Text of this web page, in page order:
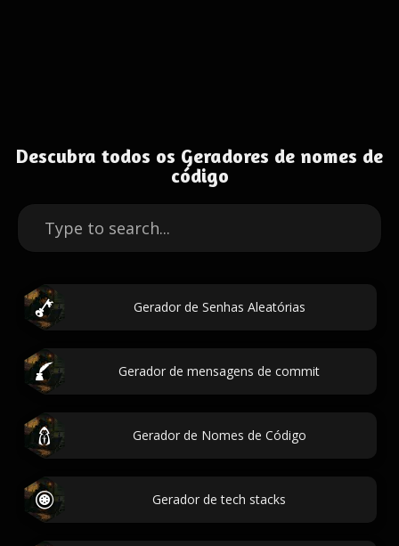
Descubra todos os Geradores de nomes de
código
Gerador de Senhas Aleatórias
Gerador de mensagens de commit
Gerador de Nomes de Código
Gerador de tech stacks